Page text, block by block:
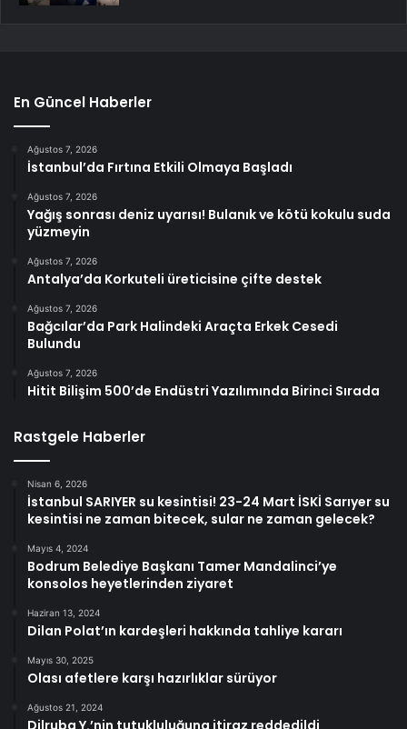
En Güncel Haberler
Ağustos 7, 2026
İstanbul’da Fırtına Etkili Olmaya Başladı
Ağustos 7, 2026
Yağış sonrası deniz uyarısı! Bulanık ve kötü kokulu suda
yüzmeyin
Ağustos 7, 2026
Antalya’da Korkuteli üreticisine çifte destek
Ağustos 7, 2026
Bağcılar’da Park Halindeki Araçta Erkek Cesedi
Bulundu
Ağustos 7, 2026
Hitit Bilişim 500’de Endüstri Yazılımında Birinci Sırada
Rastgele Haberler
Nisan 6, 2026
İstanbul SARIYER su kesintisi! 23-24 Mart İSKİ Sarıyer su
kesintisi ne zaman bitecek, sular ne zaman gelecek?
Mayıs 4, 2024
Bodrum Belediye Başkanı Tamer Mandalinci’ye
konsolos heyetlerinden ziyaret
Haziran 13, 2024
Dilan Polat’ın kardeşleri hakkında tahliye kararı
Mayıs 30, 2025
Olası afetlere karşı hazırlıklar sürüyor
Ağustos 21, 2024